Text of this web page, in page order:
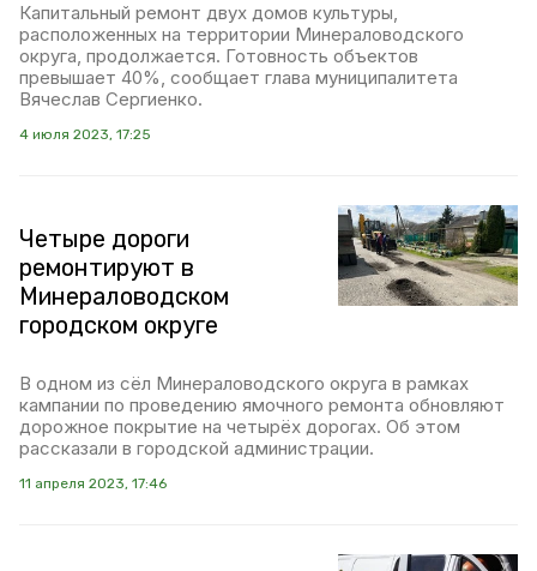
Капитальный ремонт двух домов культуры,
расположенных на территории Минераловодского
округа, продолжается. Готовность объектов
превышает 40%, сообщает глава муниципалитета
Вячеслав Сергиенко.
4 июля 2023, 17:25
Четыре дороги
ремонтируют в
Минераловодском
городском округе
В одном из сёл Минераловодского округа в рамках
кампании по проведению ямочного ремонта обновляют
дорожное покрытие на четырёх дорогах. Об этом
рассказали в городской администрации.
11 апреля 2023, 17:46